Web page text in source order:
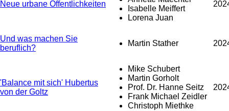
Neue urbane Öffentlichkeiten
Isabelle Meiffert
Lorena Juan
Und was machen Sie
beruflich?
Martin Stather
'Balance mit sich' Hubertus
von der Goltz
Mike Schubert
Martin Gorholt
Prof. Dr. Hanne Seitz
Frank Michael Zeidler
Christoph Miethke